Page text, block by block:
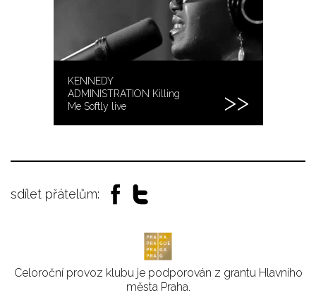
KENNEDY
ADMINISTRATION Killing
Me Softly live
sdílet přátelům:
Celoroční provoz klubu je podporován z grantu Hlavního
města Praha.